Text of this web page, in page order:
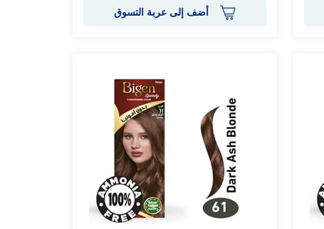
أضف إلى عربة التسوق